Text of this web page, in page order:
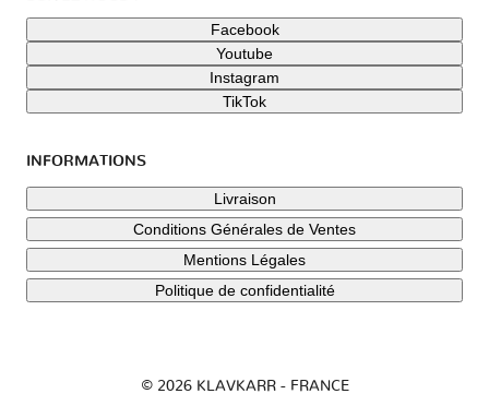
Facebook
Youtube
Instagram
TikTok
INFORMATIONS
Livraison
Conditions Générales de Ventes
Mentions Légales
Politique de confidentialité
© 2026 KLAVKARR - FRANCE